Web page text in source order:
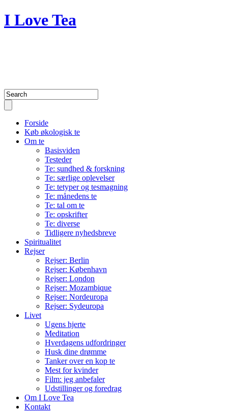
I Love Tea
Forside
Køb økologisk te
Om te
Basisviden
Testeder
Te: sundhed & forskning
Te: særlige oplevelser
Te: tetyper og tesmagning
Te: månedens te
Te: tal om te
Te: opskrifter
Te: diverse
Tidligere nyhedsbreve
Spiritualitet
Rejser
Rejser: Berlin
Rejser: København
Rejser: London
Rejser: Mozambique
Rejser: Nordeuropa
Rejser: Sydeuropa
Livet
Ugens hjerte
Meditation
Hverdagens udfordringer
Husk dine drømme
Tanker over en kop te
Mest for kvinder
Film: jeg anbefaler
Udstillinger og foredrag
Om I Love Tea
Kontakt